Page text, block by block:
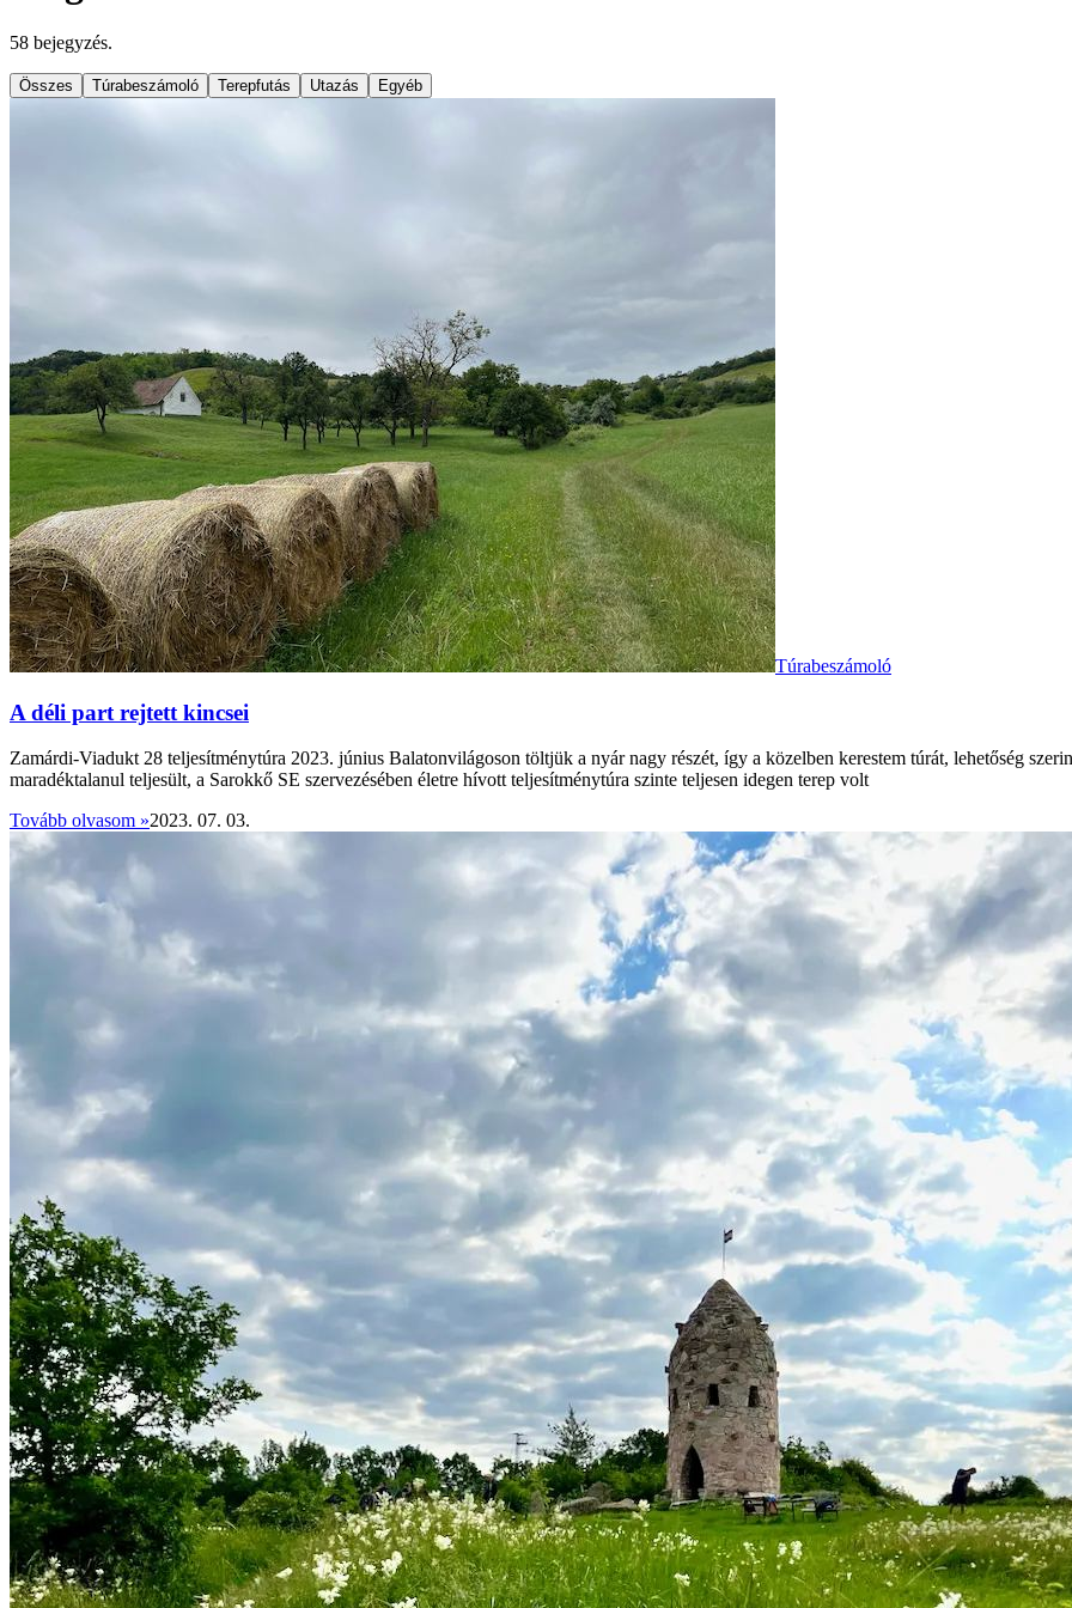
58 bejegyzés.
Összes Túrabeszámoló Terepfutás Utazás Egyéb
Túrabeszámoló
A déli part rejtett kincsei
Zamárdi-Viadukt 28 teljesítménytúra 2023. június Balatonvilágoson töltjük a nyár nagy részét, így a közelben kerestem túrát, lehetőség
maradéktalanul teljesült, a Sarokkő SE szervezésében életre hívott teljesítménytúra szinte teljesen idegen terep volt
Tovább olvasom »2023. 07. 03.